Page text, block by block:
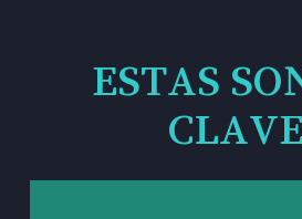
ESTAS